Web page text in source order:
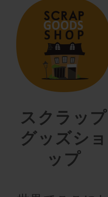
スクラップ
グッズショ
ップ